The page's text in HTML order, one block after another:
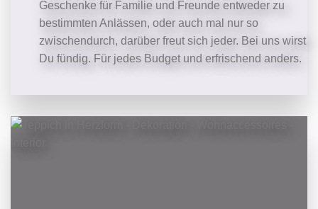
Geschenke für Familie und Freunde entweder zu
bestimmten Anlässen, oder auch mal nur so
zwischendurch, darüber freut sich jeder. Bei uns wirst
Du fündig. Für jedes Budget und erfrischend anders.